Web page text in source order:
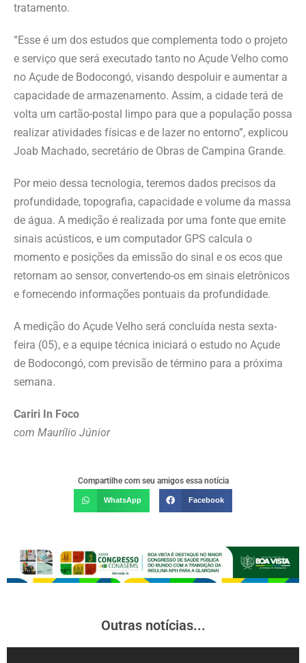
tratamento.
“Esse é um dos estudos que complementa todo o projeto
e serviço que será executado tanto no Açude Velho como
no Açude de Bodocongó, visando despoluir e aumentar a
capacidade de armazenamento. Assim, a cidade terá de
volta um cartão-postal limpo para que a população possa
realizar atividades físicas e de lazer no entorno”, explicou
Joab Machado, secretário de Obras de Campina Grande.
Por meio dessa tecnologia, teremos dados precisos da
profundidade, topografia, capacidade e volume da massa
de água. A medição é realizada por uma fonte que emite
sinais acústicos, e um computador GPS calcula o
momento e posições da emissão do sinal e os ecos que
retornam ao sensor, convertendo-os em sinais eletrônicos
e fornecendo informações pontuais da profundidade.
A medição do Açude Velho será concluída nesta sexta-
feira (05), e a equipe técnica iniciará o estudo no Açude
de Bodocongó, com previsão de término para a próxima
semana.
Cariri In Foco
com Maurílio Júnior
Compartilhe com seu amigos essa notícia
WhatsApp Facebook
Outras notícias...